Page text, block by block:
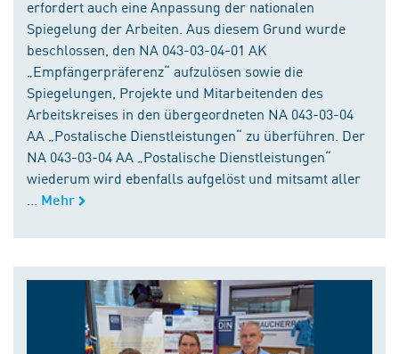
erfordert auch eine Anpassung der nationalen
Spiegelung der Arbeiten. Aus diesem Grund wurde
beschlossen, den NA 043-03-04-01 AK
„Empfängerpräferenz“ aufzulösen sowie die
Spiegelungen, Projekte und Mitarbeitenden des
Arbeitskreises in den übergeordneten NA 043-03-04
AA „Postalische Dienstleistungen“ zu überführen. Der
NA 043-03-04 AA „Postalische Dienstleistungen“
wiederum wird ebenfalls aufgelöst und mitsamt aller
Mehr